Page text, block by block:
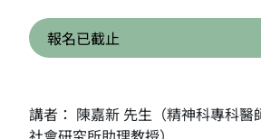
報名已截止
講者： 陳嘉新 先生（精神科專科